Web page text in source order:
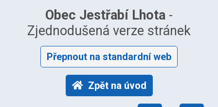
Obec Jestřabí Lhota -
Zjednodušená verze stránek
Přepnout na standardní web
Zpět na úvod